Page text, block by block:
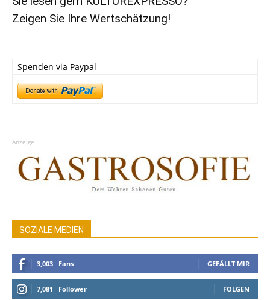
Zeigen Sie Ihre Wertschätzung!
Spenden via Paypal
Anzeige
SOZIALE MEDIEN
3,003 Fans GEFÄLLT MIR
7,081 Follower FOLGEN